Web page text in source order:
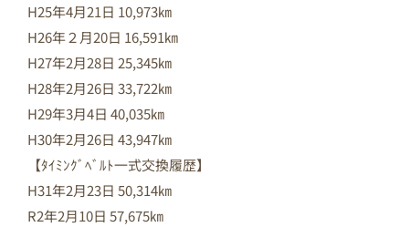
H25年4月21日 10,973㎞
H26年２月20日 16,591㎞
H27年2月28日 25,345㎞
H28年2月26日 33,722㎞
H29年3月4日 40,035㎞
H30年2月26日 43,947㎞
【ﾀｲﾐﾝｸﾞﾍﾞﾙﾄ一式交換履歴】
H31年2月23日 50,314㎞
R2年2月10日 57,675㎞